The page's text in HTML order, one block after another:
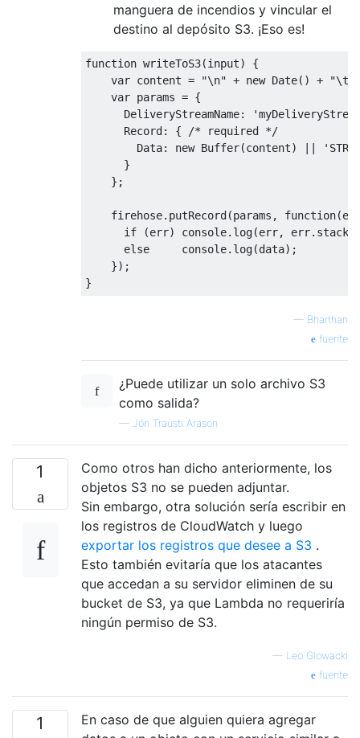
manguera de incendios y vincular el
destino al depósito S3. ¡Eso es!
function writeToS3(input) {
var content = "\n" + new Date() + "\t"
    var params = {
DeliveryStreamName:
      Record: { /* required */
Data: new Buffer(content) ||
      }
    };
firehose.putRecord(params,
if (err) console.log(err,
else     console.log(data);
    });
— Bharthan
fuente
¿Puede utilizar un solo archivo S3
como salida?
— Jón Trausti Arason
1
Como otros han dicho anteriormente, los
objetos S3 no se pueden adjuntar.
Sin embargo, otra solución sería escribir en
los registros de CloudWatch y luego
exportar los registros que desee a S3 .
Esto también evitaría que los atacantes
que accedan a su servidor eliminen de su
bucket de S3, ya que Lambda no requeriría
ningún permiso de S3.
— Leo Glowacki
fuente
1
En caso de que alguien quiera agregar